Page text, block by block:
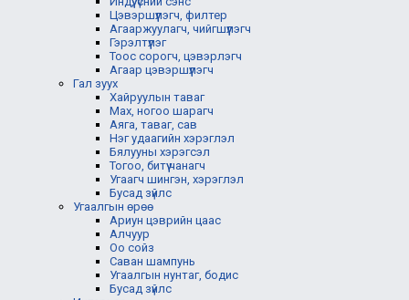
Цэвэршүүлэгч, филтер
Агааржуулагч, чийгшүүлэгч
Гэрэлтүүлэг
Тоос сорогч, цэвэрлэгч
Агаар цэвэршүүлэгч
Гал зуух
Хайруулын таваг
Мах, ногоо шарагч
Аяга, таваг, сав
Нэг удаагийн хэрэглэл
Бялууны хэрэгсэл
Тогоо, битүү чанагч
Угаагч шингэн, хэрэглэл
Бусад зүйлс
Угаалгын өрөө
Ариун цэврийн цаас
Алчуур
Оо сойз
Саван шампунь
Угаалгын нунтаг, бодис
Бусад зүйлс